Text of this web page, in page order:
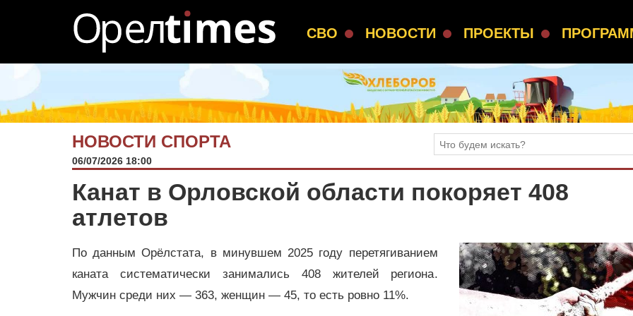
СВО НОВОСТИ ПРОЕКТЫ
НОВОСТИ СПОРТА
06/07/2026 18:00
Канат в Орловской области покоряет 408
атлетов
По данным Орёлстата, в минувшем 2025 году перетягиванием
каната систематически занимались 408 жителей региона.
Мужчин среди них — 363, женщин — 45, то есть ровно 11%.